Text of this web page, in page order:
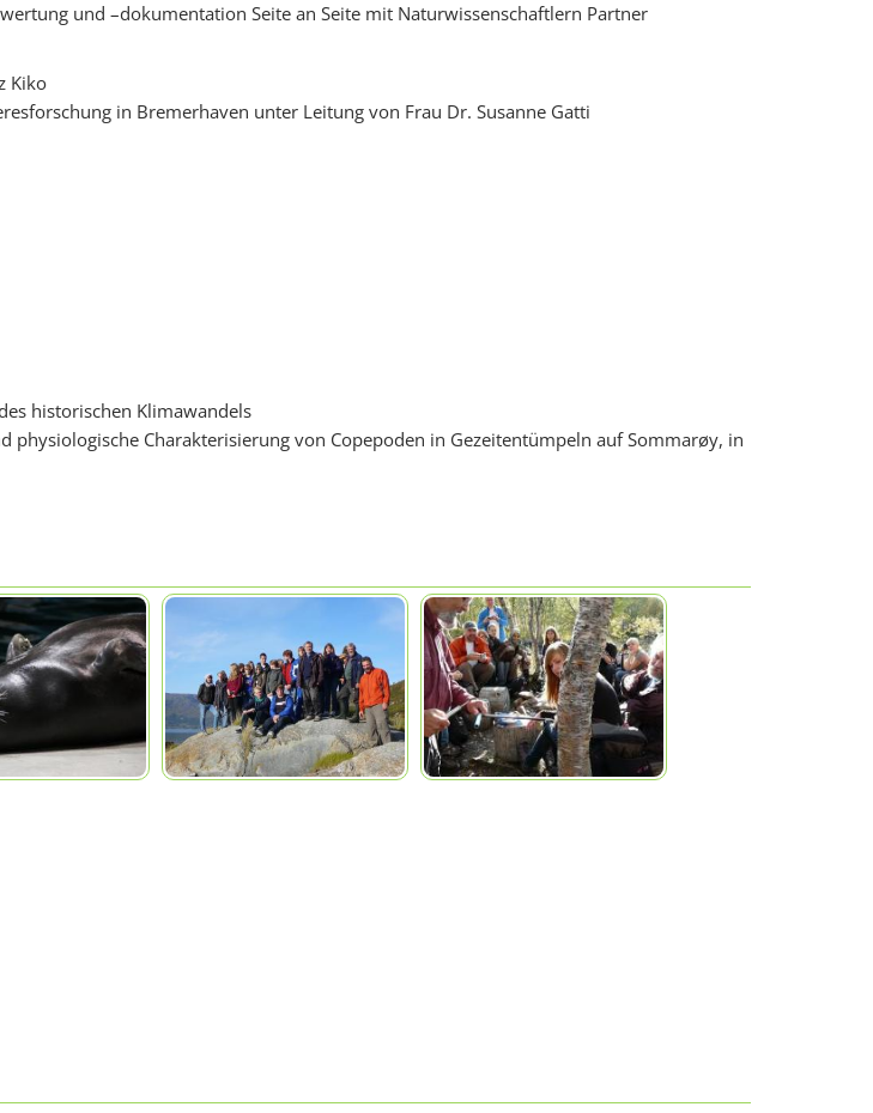
und –dokumentation Seite an Seite mit Naturwissenschaftlern Partner
Kiko
in Bremerhaven unter Leitung von Frau Dr. Susanne Gatti
historischen Klimawandels
physiologische Charakterisierung von Copepoden in Gezeitentümpeln auf Sommarøy, in